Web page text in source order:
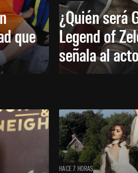
que
¿Quién será
Legend of
señala al
HACE 7 HORAS